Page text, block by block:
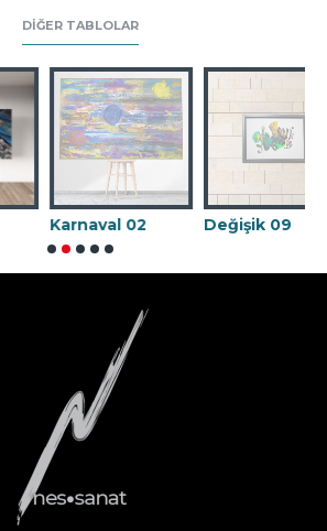
DIĞER TABLOLAR
Karnaval 02 Değişik 09